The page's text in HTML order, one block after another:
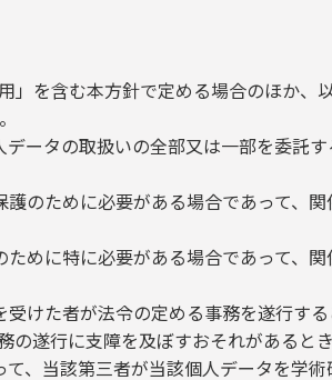
」を含む本方針で定める場合のほか、
ータの取扱いの全部又は一部を委託
のために必要がある場合であって、
めに特に必要がある場合であって、
けた者が法令の定める事務を遂行す
の遂行に支障を及ぼすおそれがあるとき
、当該第三者が当該個人データを学